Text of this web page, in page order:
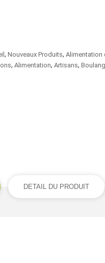
Nouveaux Produits Alimentation
Alimentation Artisans
DETAIL DU PRODUIT